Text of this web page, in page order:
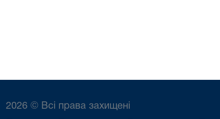
2026 © Всі права захищені